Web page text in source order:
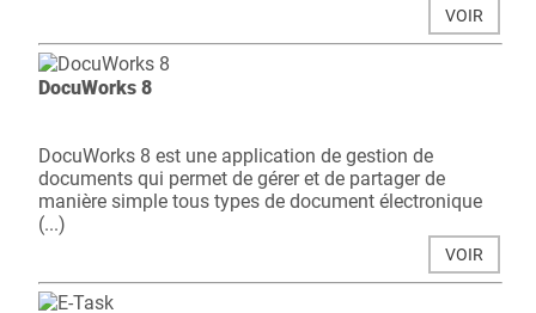
VOIR
DocuWorks 8
DocuWorks 8 est une application de gestion de
documents qui permet de gérer et de partager de
manière simple tous types de document électronique
(...)
VOIR